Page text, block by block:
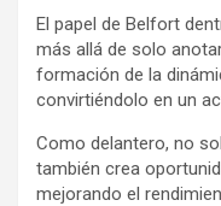
El papel de Belfort
más allá de solo
formación de la
convirtiéndolo en un
Como delantero, no
también crea
mejorando el